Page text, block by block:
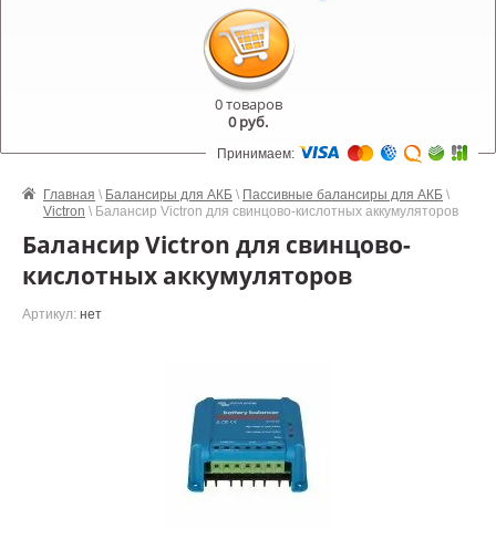
0 товаров
0руб.
Принимаем:
Главная \ Балансиры для АКБ \ Пассивные балансиры для АКБ \
Victron \ Балансир Victron для свинцово-кислотных аккумуляторов
Балансир Victron для свинцово-
кислотных аккумуляторов
Артикул: нет